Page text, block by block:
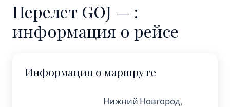
Перелет GOJ — :
информация о рейсе
Информация о маршруте
Нижний Новгород,